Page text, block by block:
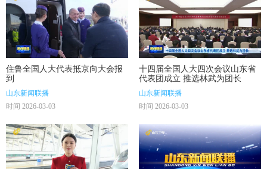
住鲁全国人大代表抵京向大会报
到
山东新闻联播
时间 2026-03-03
十四届全国人大四次会议山东省
代表团成立 推选林武为团长
山东新闻联播
时间 2026-03-03